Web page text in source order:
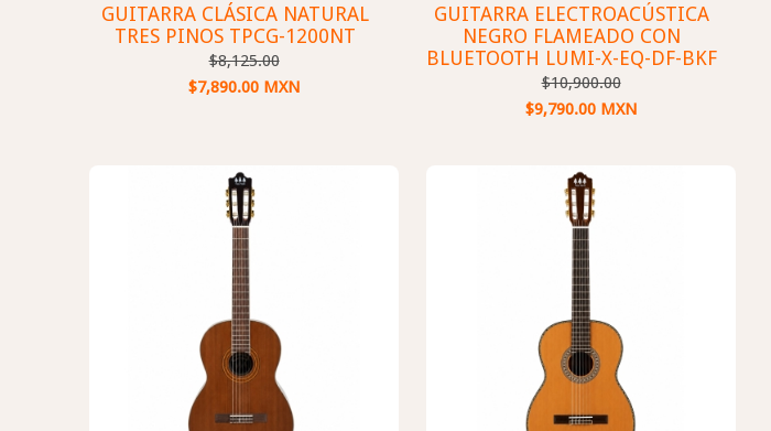
GUITARRA CLÁSICA NATURAL
TRES PINOS TPCG-1200NT
$8,125.00
$7,890.00 MXN
GUITARRA ELECTROACÚSTICA
NEGRO FLAMEADO CON
BLUETOOTH LUMI-X-EQ-DF-BKF
$10,900.00
$9,790.00 MXN